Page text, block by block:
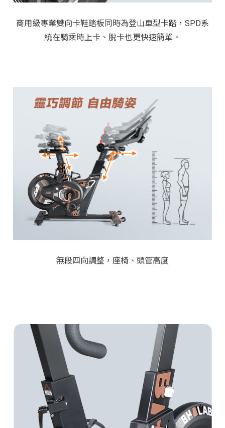
商用級專業雙向卡鞋踏板 同時為登山車型卡踏，SPD系
統在騎乘時上卡、脫卡也更快速簡單。
無段四向調整，座椅、頭管高度